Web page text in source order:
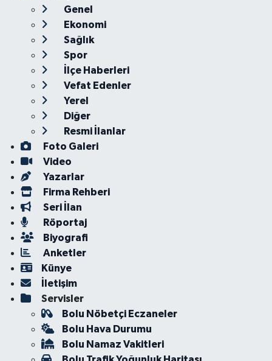
Genel
Ekonomi
Sağlık
Spor
İlçe Haberleri
Vefat Edenler
Yerel
Diğer
Resmi İlanlar
Foto Galeri
Video
Yazarlar
Firma Rehberi
Seri İlan
Röportaj
Biyografi
Anketler
Künye
İletişim
Servisler
Bolu Nöbetçi Eczaneler
Bolu Hava Durumu
Bolu Namaz Vakitleri